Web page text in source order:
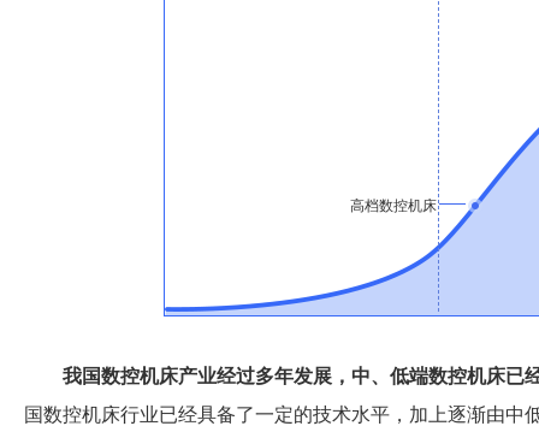
高档数控机床
我国数控机床产业经过多年发展，中、低端数控机床已
国数控机床行业已经具备了一定的技术水平，加上逐渐由